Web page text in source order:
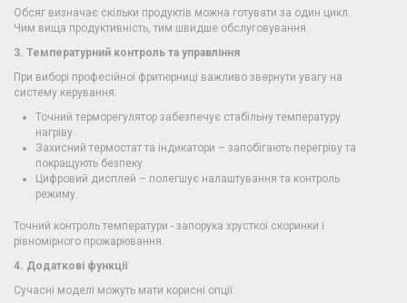
Обсяг визначає скільки продуктів можна готувати за один цикл.
Чим вища продуктивність, тим швидше обслуговування.
3. Температурний контроль та управління
При виборі професійної фритюрниці важливо звернути увагу на
систему керування:
Точний терморегулятор забезпечує стабільну температуру
нагріву.
Захисний термостат та індикатори – запобігають перегріву та
покращують безпеку.
Цифровий дисплей – полегшує налаштування та контроль
режиму.
Точний контроль температури - запорука хрусткої скоринки і
рівномірного прожарювання.
4. Додаткові функції
Сучасні моделі можуть мати корисні опції: